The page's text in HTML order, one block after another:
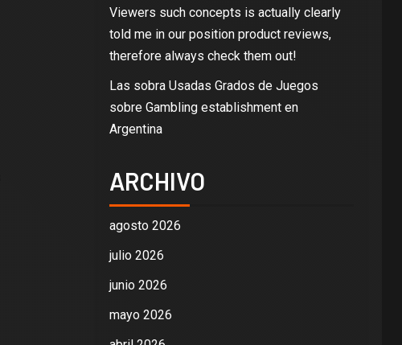
Viewers such concepts is actually clearly
told me in our position product reviews,
therefore always check them out!
Las sobra Usadas Grados de Juegos
sobre Gambling establishment en
Argentina
ARCHIVO
agosto 2026
julio 2026
junio 2026
mayo 2026